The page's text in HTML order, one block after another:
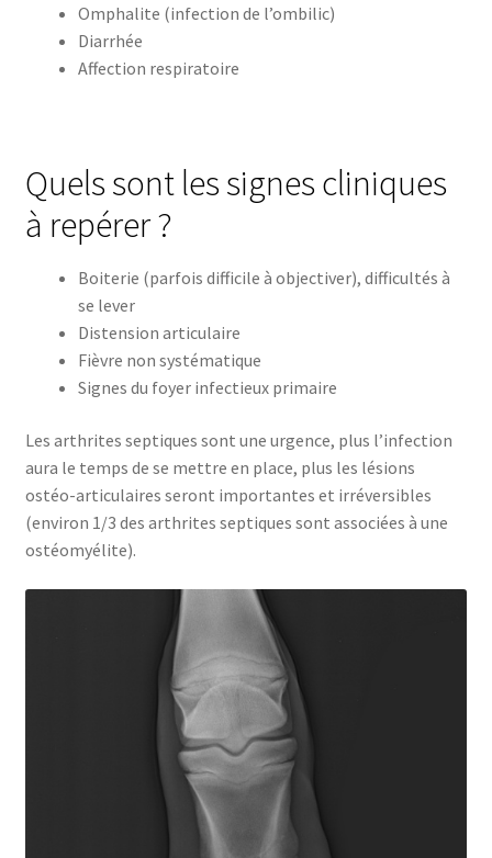
Omphalite (infection de l’ombilic)
Diarrhée
Affection respiratoire
Quels sont les signes cliniques
à repérer ?
Boiterie (parfois difficile à objectiver), difficultés à
se lever
Distension articulaire
Fièvre non systématique
Signes du foyer infectieux primaire
Les arthrites septiques sont une urgence, plus l’infection
aura le temps de se mettre en place, plus les lésions
ostéo-articulaires seront importantes et irréversibles
(environ 1/3 des arthrites septiques sont associées à une
ostéomyélite).